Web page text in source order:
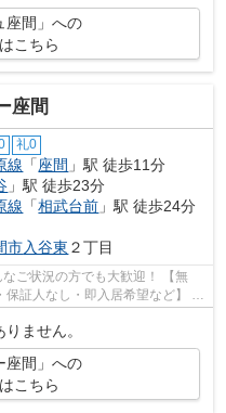
座間」への
こちら
座間
礼0
線 「座間 」駅 徒歩11分
」駅 徒歩23分
線 「相武台前 」駅 徒歩24分
市入谷東 ２丁目
ご状況の方でも大歓迎！ 【無
証人なし・即入居希望など】 ネ
ません。
座間」への
こちら